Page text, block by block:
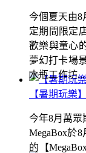
【暑期玩樂
今年8月萬眾
MegaBox於
的【
今個夏天由8
定期間限定
歡樂與童心
夢幻打卡場
水瓶工作坊...